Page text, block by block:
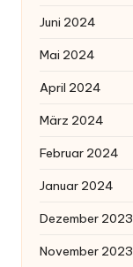
Juni 2024
Mai 2024
April 2024
März 2024
Februar 2024
Januar 2024
Dezember 2023
November 2023